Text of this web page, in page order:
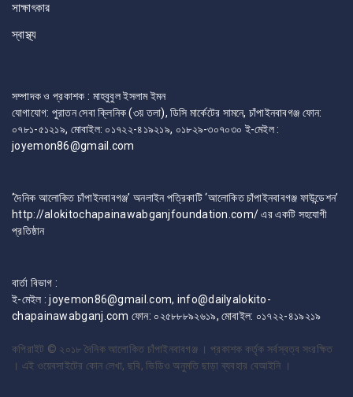
সাক্ষাৎকার
স্বাস্থ্য
সম্পাদক ও প্রকাশক : মাহবুবুল ইসলাম ইমন
যোগাযোগ: পুরাতন সেবা ক্লিনিক (৩য় তলা), ডিসি মার্কেটের সামনে, চাঁপাইনবাবগঞ্জ ফোন:
০৭৮১-৫১২১৯, মোবাইল: ০১৭২২-৪১৯২১৯, ০১৮২৯-৩০৭০৩০ ই-মেইল :
joyemon86@gmail.com
‘দৈনিক আলোকিত চাঁপাইনবাবগঞ্জ’ অনলাইন পত্রিকাটি ‘আলোকিত চাঁপাইনবাবগঞ্জ ফাউন্ডেশন’
http://alokitochapainawabganjfoundation.com/ এর একটি সহযোগী
প্রতিষ্ঠান
বার্তা বিভাগ :
ই-মেইল : joyemon86@gmail.com, info@dailyalokito-
chapainawabganj.com ফোন: ০২৫৮৮৮৯২৬১৯, মোবাইল: ০১৭২২-৪১৯২১৯
কপিরাইট © ২০১৮দৈনিক আলোকিত চাঁপাইনবাবগঞ্জ । প্রকাশক কর্তৃক সর্বস্বত্ব সংরক্ষিত
। এই ওয়েবসাইটের কোন লেখা, ছবি, ভিডিও অনুমতি ছাড়া ব্যবহার বেআইনি ।